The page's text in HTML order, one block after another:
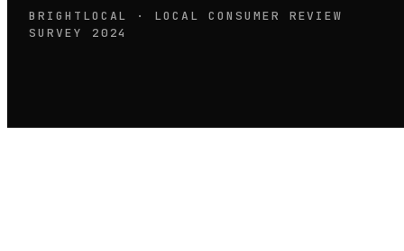
BRIGHTLOCAL · LOCAL CONSUMER REVIEW
SURVEY 2024